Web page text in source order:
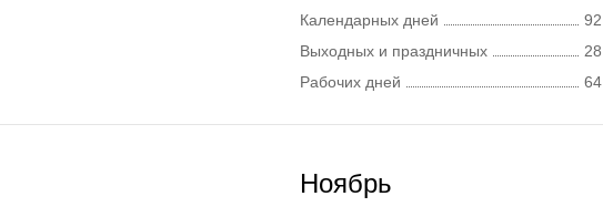
Календарных дней
92
Выходных и праздничных
28
Рабочих дней
64
Ноябрь